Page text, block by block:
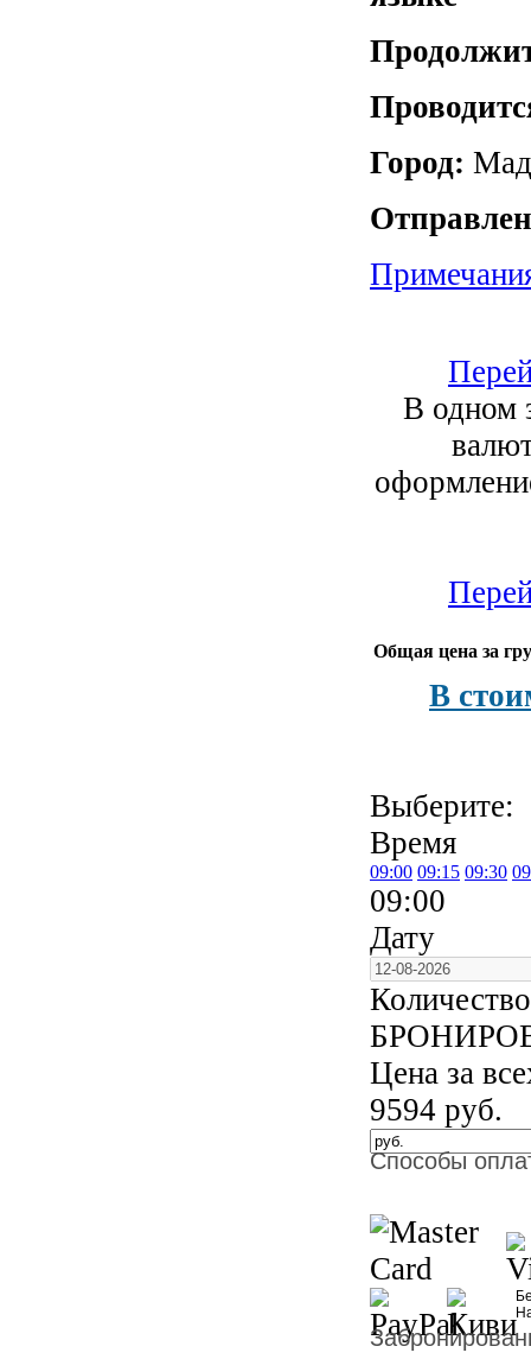
Город:
В одном
Общая цена за
В
Выберите:
Время
09:00 09:15 09:30
09:00
Дату
Цена за
9594 руб.
Способы